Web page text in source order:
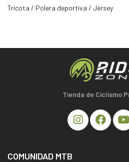
Tricota / Polera deportiva / Jersey
Tienda de Ciclismo
COMUNIDAD MTB